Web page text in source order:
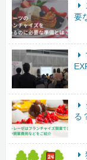
要
る